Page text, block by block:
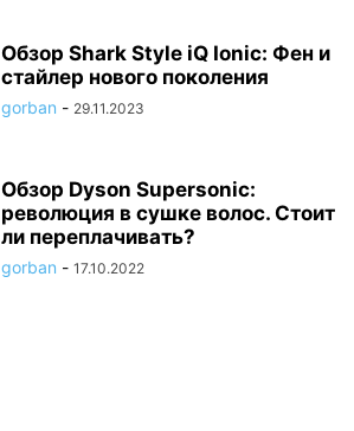
Обзор Shark Style iQ Ionic: Фен и
стайлер нового поколения
gorban - 29.11.2023
Обзор Dyson Supersonic:
революция в сушке волос. Стоит
ли переплачивать?
gorban - 17.10.2022